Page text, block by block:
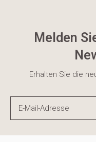
Melden
Erhalten Sie die